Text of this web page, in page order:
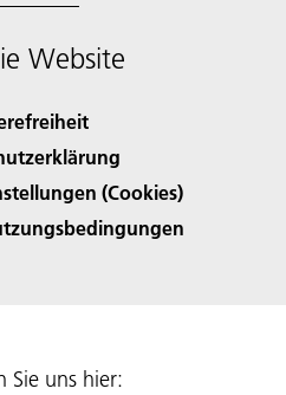
Website
(Cookies)
Sie uns hier: